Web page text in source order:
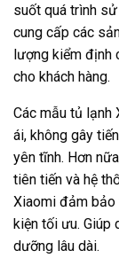
suốt quá trình sử
cung cấp các
lượng kiểm định
cho khách hàng.
Các mẫu tủ
ái, không gây
yên tĩnh. Hơn
tiên tiến và hệ
Xiaomi đảm
kiện tối ưu. Giúp
dưỡng lâu dài.